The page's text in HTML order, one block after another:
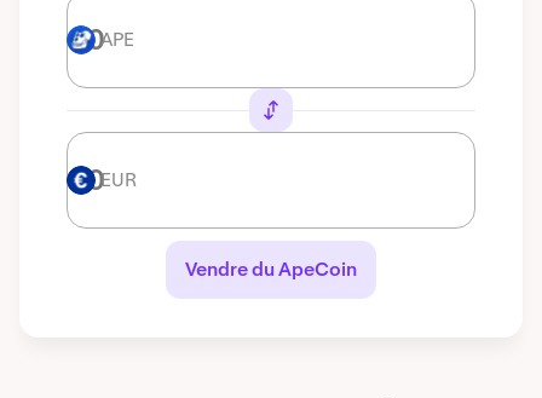
APE APE
EUR EUR
Vendre du ApeCoin